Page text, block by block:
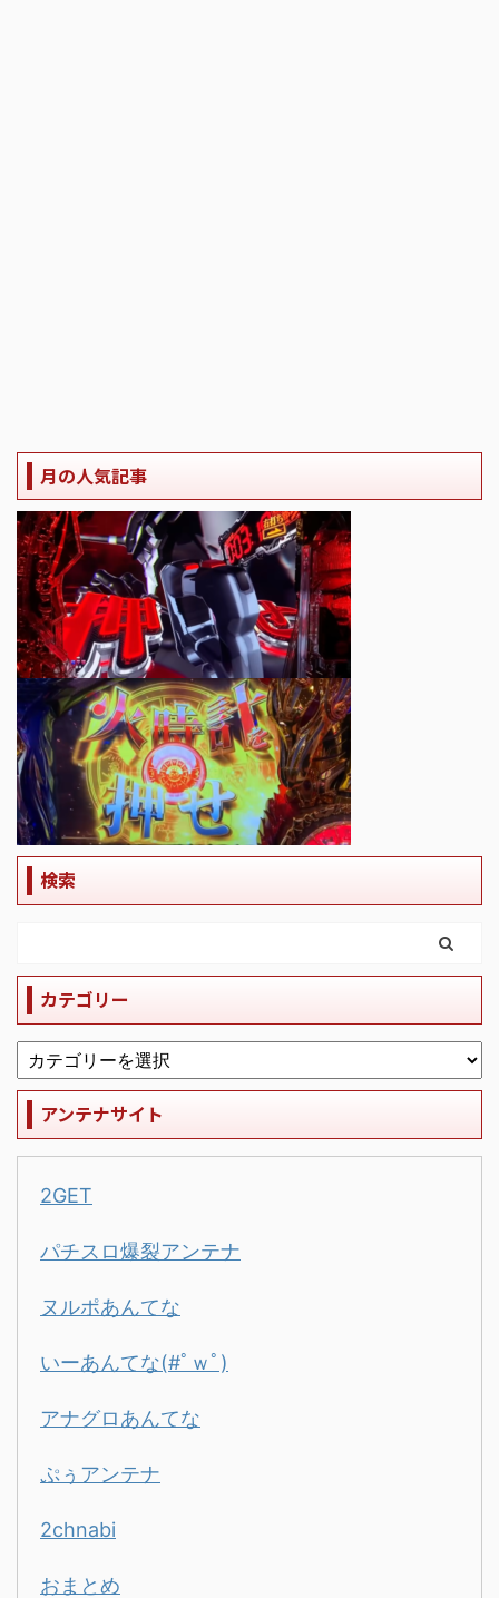
月の人気記事
検索
カテゴリー
アンテナサイト
2GET
パチスロ爆裂アンテナ
ヌルポあんてな
いーあんてな(#ﾟｗﾟ)
アナグロあんてな
ぷぅアンテナ
2chnabi
おまとめ